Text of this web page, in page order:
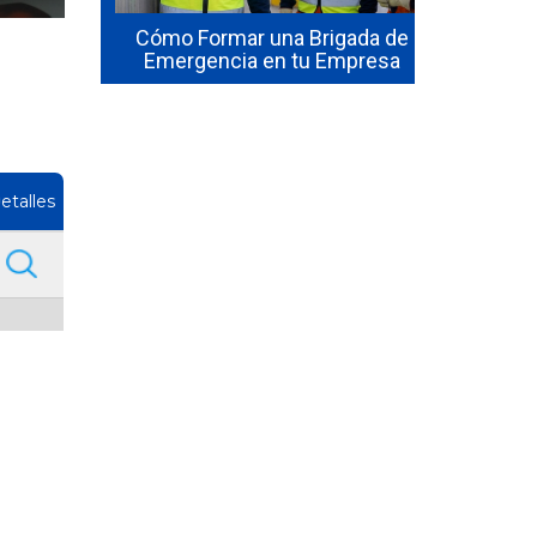
de
Cómo Formar una Brigada de
Emergencia en tu Empresa